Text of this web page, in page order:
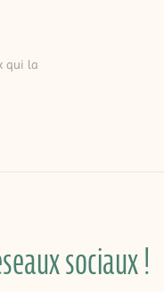
qui la
sociaux !